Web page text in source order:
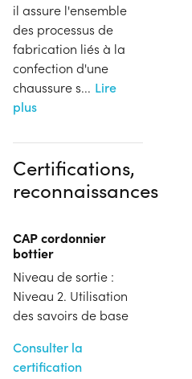
il assure l'ensemble
des processus de
fabrication liés à la
confection d'une
chaussure s... Lire
plus
Certifications,
reconnaissances
CAP cordonnier
bottier
Niveau de sortie :
Niveau 2. Utilisation
des savoirs de base
Consulter la
certification